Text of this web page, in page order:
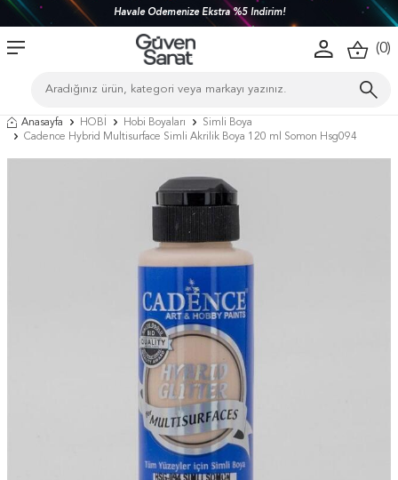
Havale Ödemenize Ekstra %5 İndirim!
(0)
Anasayfa HOBİ Hobi Boyaları
Simli Boya
Cadence Hybrid Multisurface Simli Akrilik Boya 120 ml Somon Hsg094